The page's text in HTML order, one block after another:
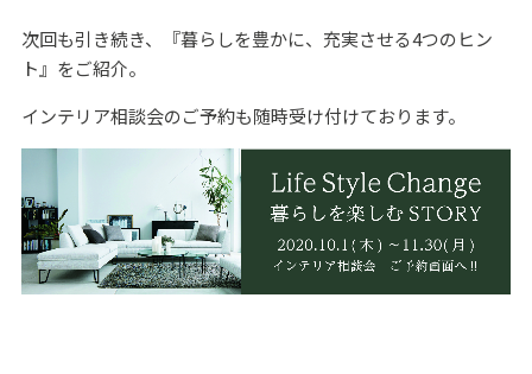
次回も引き続き、『暮らしを豊かに、充実させる4つのヒン
ト』をご紹介。
インテリア相談会のご予約も随時受け付けております。